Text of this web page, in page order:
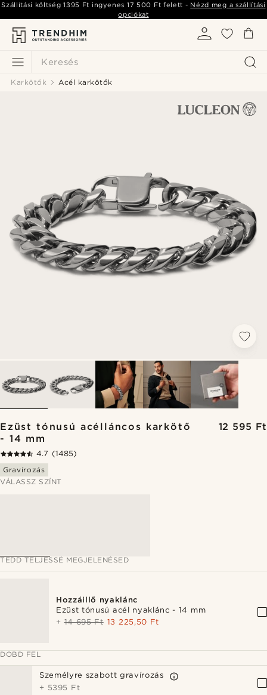
Keresés
Szállítási költség1395 Ft ingyenes 17 500 Ft felett - Nézd meg a szállítási
opciókat
Karkötők Acél karkötők
Ezüst tónusú acélláncos karkötő
- 14 mm
12 595 Ft
4.7 (1485)
Gravírozás
VÁLASSZ SZÍNT
TEDD TELJESSÉ MEGJELENÉSED
Hozzáillő nyaklánc
Ezüst tónusú acél nyaklánc - 14 mm
+14 695 Ft 13 225,50 Ft
DOBD FEL
Személyre szabott gravírozás
+ 5395 Ft